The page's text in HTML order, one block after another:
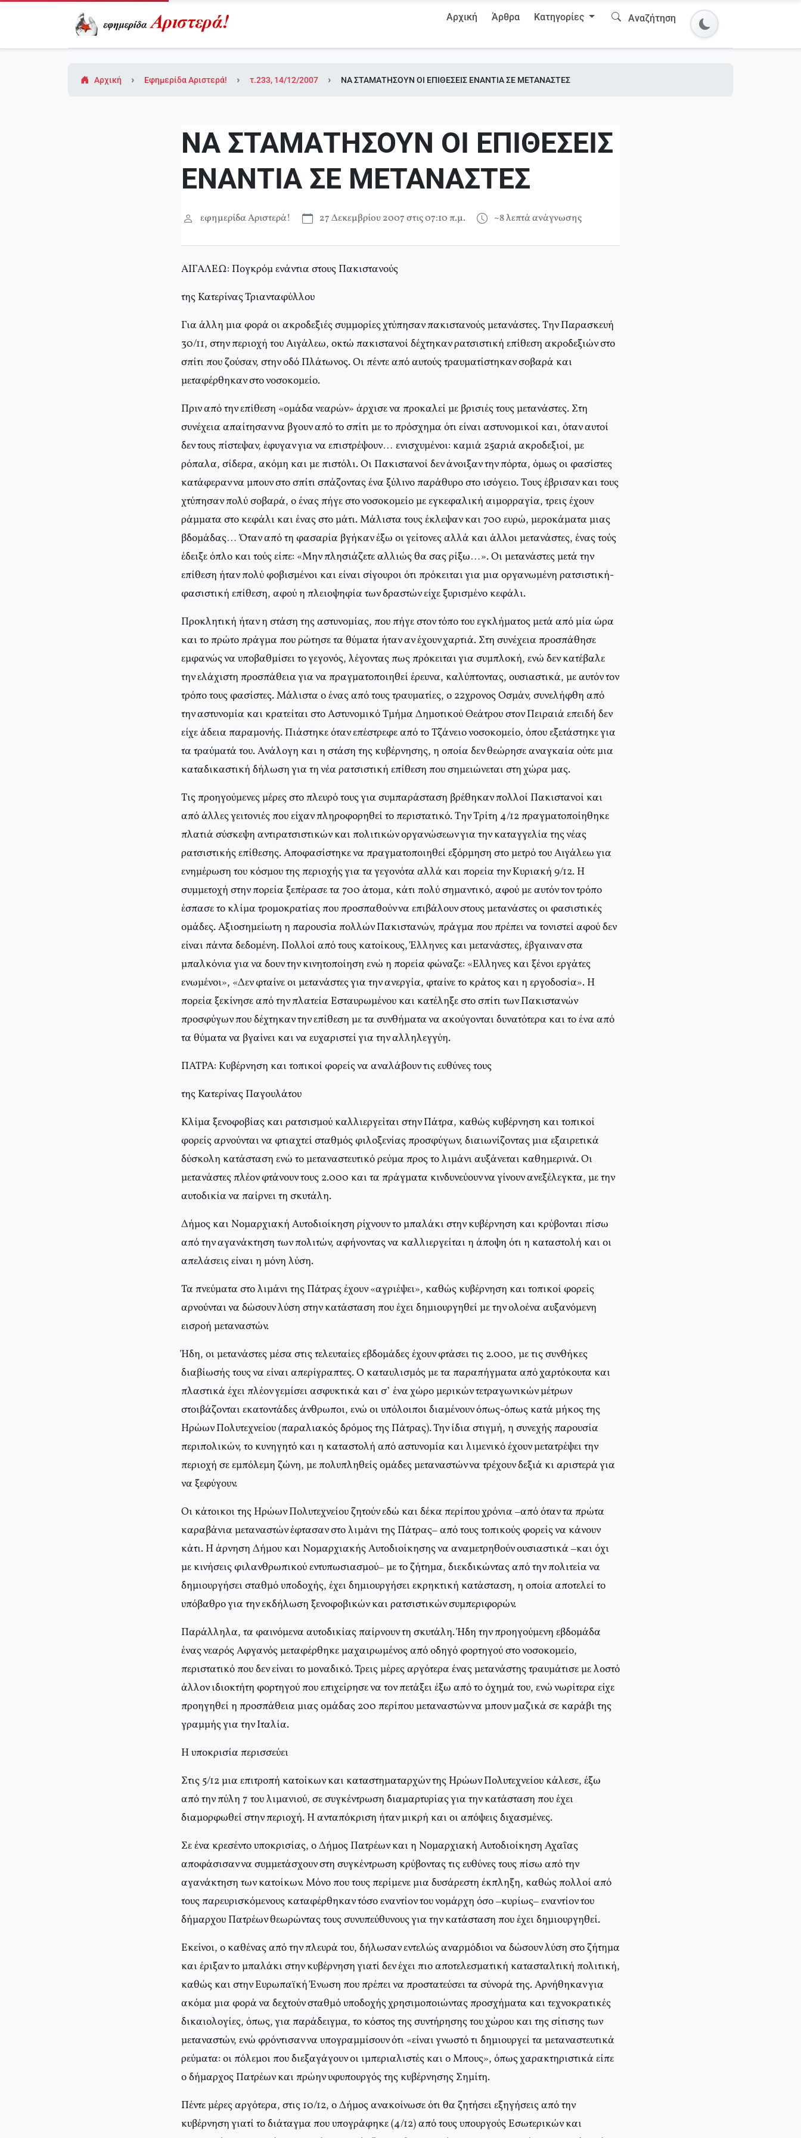
Αρχική Άρθρα Κατηγορίες Αναζήτηση
Αρχική Εφημερίδα Αριστερά! τ.233, 14/12/2007 ΝΑ ΣΤΑΜΑΤΗΣΟΥΝ ΟΙ ΕΠΙΘΕΣΕΙΣ ΕΝΑΝΤΙΑ ΣΕ ΜΕΤΑΝΑΣΤΕΣ
ΝΑ ΣΤΑΜΑΤΗΣΟΥΝ ΟΙ ΕΠΙΘΕΣΕΙΣ
ΕΝΑΝΤΙΑ ΣΕ ΜΕΤΑΝΑΣΤΕΣ
εφημερίδα Αριστερά! 27 Δεκεμβρίου 2007 στις 07:10 π.μ. ~8 λεπτά ανάγνωσης
ΑΙΓΑΛΕΩ: Πογκρόμ ενάντια στους Πακιστανούς
της Κατερίνας Τριανταφύλλου
Για άλλη μια φορά οι ακροδεξιές συμμορίες χτύπησαν πακιστανούς μετανάστες. Tην Παρασκευή
30/11, στην περιοχή του Aιγάλεω, οκτώ πακιστανοί δέχτηκαν ρατσιστική επίθεση ακροδεξιών στο
σπίτι που ζούσαν, στην οδό Πλάτωνος. Oι πέντε από αυτούς τραυματίστηκαν σοβαρά και
μεταφέρθηκαν στο νοσοκομείο.
Πριν από την επίθεση «ομάδα νεαρών» άρχισε να προκαλεί με βρισιές τους μετανάστες. Στη
συνέχεια απαίτησαν να βγουν από το σπίτι με το πρόσχημα ότι είναι αστυνομικοί και, όταν αυτοί
δεν τους πίστεψαν, έφυγαν για να επιστρέψουν… ενισχυμένοι: καμιά 25αριά ακροδεξιοί, με
ρόπαλα, σίδερα, ακόμη και με πιστόλι. Oι Πακιστανοί δεν άνοιξαν την πόρτα, όμως οι φασίστες
κατάφεραν να μπουν στο σπίτι σπάζοντας ένα ξύλινο παράθυρο στο ισόγειο. Tους έβρισαν και τους
χτύπησαν πολύ σοβαρά, ο ένας πήγε στο νοσοκομείο με εγκεφαλική αιμορραγία, τρεις έχουν
ράμματα στο κεφάλι και ένας στο μάτι. Mάλιστα τους έκλεψαν και 700 ευρώ, μεροκάματα μιας
βδομάδας… Όταν από τη φασαρία βγήκαν έξω οι γείτονες αλλά και άλλοι μετανάστες, ένας τούς
έδειξε όπλο και τούς είπε: «Mην πλησιάζετε αλλιώς θα σας ρίξω…». Oι μετανάστες μετά την
επίθεση ήταν πολύ φοβισμένοι και είναι σίγουροι ότι πρόκειται για μια οργανωμένη ρατσιστική-
φασιστική επίθεση, αφού η πλειοψηφία των δραστών είχε ξυρισμένο κεφάλι.
Προκλητική ήταν η στάση της αστυνομίας, που πήγε στον τόπο του εγκλήματος μετά από μία ώρα
και το πρώτο πράγμα που ρώτησε τα θύματα ήταν αν έχουν χαρτιά. Στη συνέχεια προσπάθησε
εμφανώς να υποβαθμίσει το γεγονός, λέγοντας πως πρόκειται για συμπλοκή, ενώ δεν κατέβαλε
την ελάχιστη προσπάθεια για να πραγματοποιηθεί έρευνα, καλύπτοντας, ουσιαστικά, με αυτόν τον
τρόπο τους φασίστες. Mάλιστα ο ένας από τους τραυματίες, ο 22χρονος Oσμάν, συνελήφθη από
την αστυνομία και κρατείται στο Aστυνομικό Tμήμα Δημοτικού Θεάτρου στον Πειραιά επειδή δεν
είχε άδεια παραμονής. Πιάστηκε όταν επέστρεφε από το Tζάνειο νοσοκομείο, όπου εξετάστηκε για
τα τραύματά του. Aνάλογη και η στάση της κυβέρνησης, η οποία δεν θεώρησε αναγκαία ούτε μια
καταδικαστική δήλωση για τη νέα ρατσιστική επίθεση που σημειώνεται στη χώρα μας.
Tις προηγούμενες μέρες στο πλευρό τους για συμπαράσταση βρέθηκαν πολλοί Πακιστανοί και
από άλλες γειτονιές που είχαν πληροφορηθεί το περιστατικό. Tην Tρίτη 4/12 πραγματοποίηθηκε
πλατιά σύσκεψη αντιρατσιστικών και πολιτικών οργανώσεων για την καταγγελία της νέας
ρατσιστικής επίθεσης. Aποφασίστηκε να πραγματοποιηθεί εξόρμηση στο μετρό του Aιγάλεω για
ενημέρωση του κόσμου της περιοχής για τα γεγονότα αλλά και πορεία την Kυριακή 9/12. H
συμμετοχή στην πορεία ξεπέρασε τα 700 άτομα, κάτι πολύ σημαντικό, αφού με αυτόν τον τρόπο
έσπασε το κλίμα τρομοκρατίας που προσπαθούν να επιβάλουν στους μετανάστες οι φασιστικές
ομάδες. Aξιοσημείωτη η παρουσία πολλών Πακιστανών, πράγμα που πρέπει να τονιστεί αφού δεν
είναι πάντα δεδομένη. Πολλοί από τους κατοίκους, Έλληνες και μετανάστες, έβγαιναν στα
μπαλκόνια για να δουν την κινητοποίηση ενώ η πορεία φώναζε: «Eλληνες και ξένοι εργάτες
ενωμένοι», «Δεν φταίνε οι μετανάστες για την ανεργία, φταίνε το κράτος και η εργοδοσία». H
πορεία ξεκίνησε από την πλατεία Eσταυρωμένου και κατέληξε στο σπίτι των Πακιστανών
προσφύγων που δέχτηκαν την επίθεση με τα συνθήματα να ακούγονται δυνατότερα και το ένα από
τα θύματα να βγαίνει και να ευχαριστεί για την αλληλεγγύη.
ΠΑΤΡΑ: Κυβέρνηση και τοπικοί φορείς να αναλάβουν τις ευθύνες τους
της Κατερίνας Παγουλάτου
Κλίμα ξενοφοβίας και ρατσισμού καλλιεργείται στην Πάτρα, καθώς κυβέρνηση και τοπικοί
φορείς αρνούνται να φτιαχτεί σταθμός φιλοξενίας προσφύγων, διαιωνίζοντας μια εξαιρετικά
δύσκολη κατάσταση ενώ το μεταναστευτικό ρεύμα προς το λιμάνι αυξάνεται καθημερινά. Οι
μετανάστες πλέον φτάνουν τους 2.000 και τα πράγματα κινδυνεύουν να γίνουν ανεξέλεγκτα, με την
αυτοδικία να παίρνει τη σκυτάλη.
Δήμος και Νομαρχιακή Αυτοδιοίκηση ρίχνουν το μπαλάκι στην κυβέρνηση και κρύβονται πίσω
από την αγανάκτηση των πολιτών, αφήνοντας να καλλιεργείται η άποψη ότι η καταστολή και οι
απελάσεις είναι η μόνη λύση.
Τα πνεύματα στο λιμάνι της Πάτρας έχουν «αγριέψει», καθώς κυβέρνηση και τοπικοί φορείς
αρνούνται να δώσουν λύση στην κατάσταση που έχει δημιουργηθεί με την ολοένα αυξανόμενη
εισροή μεταναστών.
Ήδη, οι μετανάστες μέσα στις τελευταίες εβδομάδες έχουν φτάσει τις 2.000, με τις συνθήκες
διαβίωσής τους να είναι απερίγραπτες. Ο καταυλισμός με τα παραπήγματα από χαρτόκουτα και
πλαστικά έχει πλέον γεμίσει ασφυκτικά και σ’ ένα χώρο μερικών τετραγωνικών μέτρων
στοιβάζονται εκατοντάδες άνθρωποι, ενώ οι υπόλοιποι διαμένουν όπως-όπως κατά μήκος της
Ηρώων Πολυτεχνείου (παραλιακός δρόμος της Πάτρας). Την ίδια στιγμή, η συνεχής παρουσία
περιπολικών, το κυνηγητό και η καταστολή από αστυνομία και λιμενικό έχουν μετατρέψει την
περιοχή σε εμπόλεμη ζώνη, με πολυπληθείς ομάδες μεταναστών να τρέχουν δεξιά κι αριστερά για
να ξεφύγουν.
Οι κάτοικοι της Ηρώων Πολυτεχνείου ζητούν εδώ και δέκα περίπου χρόνια –από όταν τα πρώτα
καραβάνια μεταναστών έφτασαν στο λιμάνι της Πάτρας– από τους τοπικούς φορείς να κάνουν
κάτι. Η άρνηση Δήμου και Νομαρχιακής Αυτοδιοίκησης να αναμετρηθούν ουσιαστικά –και όχι
με κινήσεις φιλανθρωπικού εντυπωσιασμού– με το ζήτημα, διεκδικώντας από την πολιτεία να
δημιουργήσει σταθμό υποδοχής, έχει δημιουργήσει εκρηκτική κατάσταση, η οποία αποτελεί το
υπόβαθρο για την εκδήλωση ξενοφοβικών και ρατσιστικών συμπεριφορών.
Παράλληλα, τα φαινόμενα αυτοδικίας παίρνουν τη σκυτάλη. Ήδη την προηγούμενη εβδομάδα
ένας νεαρός Αφγανός μεταφέρθηκε μαχαιρωμένος από οδηγό φορτηγού στο νοσοκομείο,
περιστατικό που δεν είναι το μοναδικό. Τρεις μέρες αργότερα ένας μετανάστης τραυμάτισε με λοστό
άλλον ιδιοκτήτη φορτηγού που επιχείρησε να τον πετάξει έξω από το όχημά του, ενώ νωρίτερα είχε
προηγηθεί η προσπάθεια μιας ομάδας 200 περίπου μεταναστών να μπουν μαζικά σε καράβι της
γραμμής για την Ιταλία.
Η υποκρισία περισσεύει
Στις 5/12 μια επιτροπή κατοίκων και καταστηματαρχών της Ηρώων Πολυτεχνείου κάλεσε, έξω
από την πύλη 7 του λιμανιού, σε συγκέντρωση διαμαρτυρίας για την κατάσταση που έχει
διαμορφωθεί στην περιοχή. Η ανταπόκριση ήταν μικρή και οι απόψεις διχασμένες.
Σε ένα κρεσέντο υποκρισίας, ο Δήμος Πατρέων και η Νομαρχιακή Αυτοδιοίκηση Αχαΐας
αποφάσισαν να συμμετάσχουν στη συγκέντρωση κρύβοντας τις ευθύνες τους πίσω από την
αγανάκτηση των κατοίκων. Μόνο που τους περίμενε μια δυσάρεστη έκπληξη, καθώς πολλοί από
τους παρευρισκόμενους καταφέρθηκαν τόσο εναντίον του νομάρχη όσο –κυρίως– εναντίον του
δήμαρχου Πατρέων θεωρώντας τους συνυπεύθυνους για την κατάσταση που έχει δημιουργηθεί.
Εκείνοι, ο καθένας από την πλευρά του, δήλωσαν εντελώς αναρμόδιοι να δώσουν λύση στο ζήτημα
και έριξαν το μπαλάκι στην κυβέρνηση γιατί δεν έχει πιο αποτελεσματική κατασταλτική πολιτική,
καθώς και στην Ευρωπαϊκή Ένωση που πρέπει να προστατεύσει τα σύνορά της. Αρνήθηκαν για
ακόμα μια φορά να δεχτούν σταθμό υποδοχής χρησιμοποιώντας προσχήματα και τεχνοκρατικές
δικαιολογίες, όπως, για παράδειγμα, το κόστος της συντήρησης του χώρου και της σίτισης των
μεταναστών, ενώ φρόντισαν να υπογραμμίσουν ότι «είναι γνωστό τι δημιουργεί τα μεταναστευτικά
ρεύματα: οι πόλεμοι που διεξαγάγουν οι ιμπεριαλιστές και ο Μπους», όπως χαρακτηριστικά είπε
ο δήμαρχος Πατρέων και πρώην υφυπουργός της κυβέρνησης Σημίτη.
Πέντε μέρες αργότερα, στις 10/12, ο Δήμος ανακοίνωσε ότι θα ζητήσει εξηγήσεις από την
κυβέρνηση γιατί το διάταγμα που υπογράφηκε (4/12) από τους υπουργούς Εσωτερικών και